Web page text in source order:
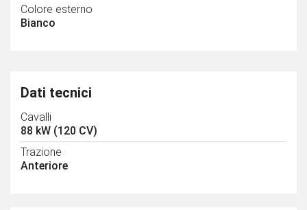
Colore esterno
Bianco
Dati tecnici
Cavalli
88 kW (120 CV)
Trazione
Anteriore